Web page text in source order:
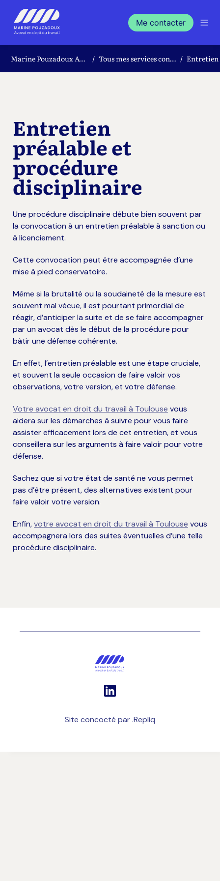
Me contacter
Marine Pouzadoux Avocat en droit du travail / Tous mes services contentieux et conseil /
Entretien
préalable et
procédure
disciplinaire
Une procédure disciplinaire débute bien souvent par
la convocation à un entretien préalable à sanction ou
à licenciement.
Cette convocation peut être accompagnée d’une
mise à pied conservatoire.
Même si la brutalité ou la soudaineté de la mesure est
souvent mal vécue, il est pourtant primordial de
réagir, d’anticiper la suite et de se faire accompagner
par un avocat dès le début de la procédure pour
bâtir une défense cohérente.
En effet, l’entretien préalable est une étape cruciale,
et souvent la seule occasion de faire valoir vos
observations, votre version, et votre défense.
Votre avocat en droit du travail à Toulouse vous
aidera sur les démarches à suivre pour vous faire
assister efficacement lors de cet entretien, et vous
conseillera sur les arguments à faire valoir pour votre
défense.
Sachez que si votre état de santé ne vous permet
pas d’être présent, des alternatives existent pour
faire valoir votre version.
Enfin, votre avocat en droit du travail à Toulouse vous
accompagnera lors des suites éventuelles d’une telle
procédure disciplinaire.
Site concocté par .Repliq